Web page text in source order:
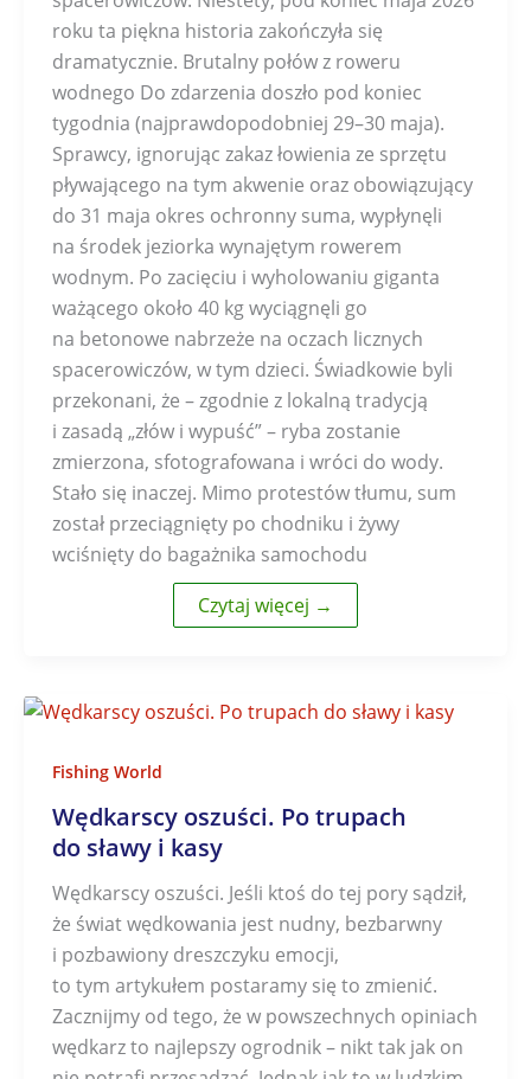
roku ta piękna historia zakończyła się
dramatycznie. Brutalny połów z roweru
wodnego Do zdarzenia doszło pod koniec
tygodnia (najprawdopodobniej 29–30 maja).
Sprawcy, ignorując zakaz łowienia ze sprzętu
pływającego na tym akwenie oraz obowiązujący
do 31 maja okres ochronny suma, wypłynęli
na środek jeziorka wynajętym rowerem
wodnym. Po zacięciu i wyholowaniu giganta
ważącego około 40 kg wyciągnęli go
na betonowe nabrzeże na oczach licznych
spacerowiczów, w tym dzieci. Świadkowie byli
przekonani, że – zgodnie z lokalną tradycją
i zasadą „złów i wypuść” – ryba zostanie
zmierzona, sfotografowana i wróci do wody.
Stało się inaczej. Mimo protestów tłumu, sum
został przeciągnięty po chodniku i żywy
wciśnięty do bagażnika samochodu
Czytaj więcej →
Fishing World
Wędkarscy oszuści. Po trupach
do sławy i kasy
Wędkarscy oszuści. Jeśli ktoś do tej pory sądził,
że świat wędkowania jest nudny, bezbarwny
i pozbawiony dreszczyku emocji,
to tym artykułem postaramy się to zmienić.
Zacznijmy od tego, że w powszechnych opiniach
wędkarz to najlepszy ogrodnik – nikt tak jak on